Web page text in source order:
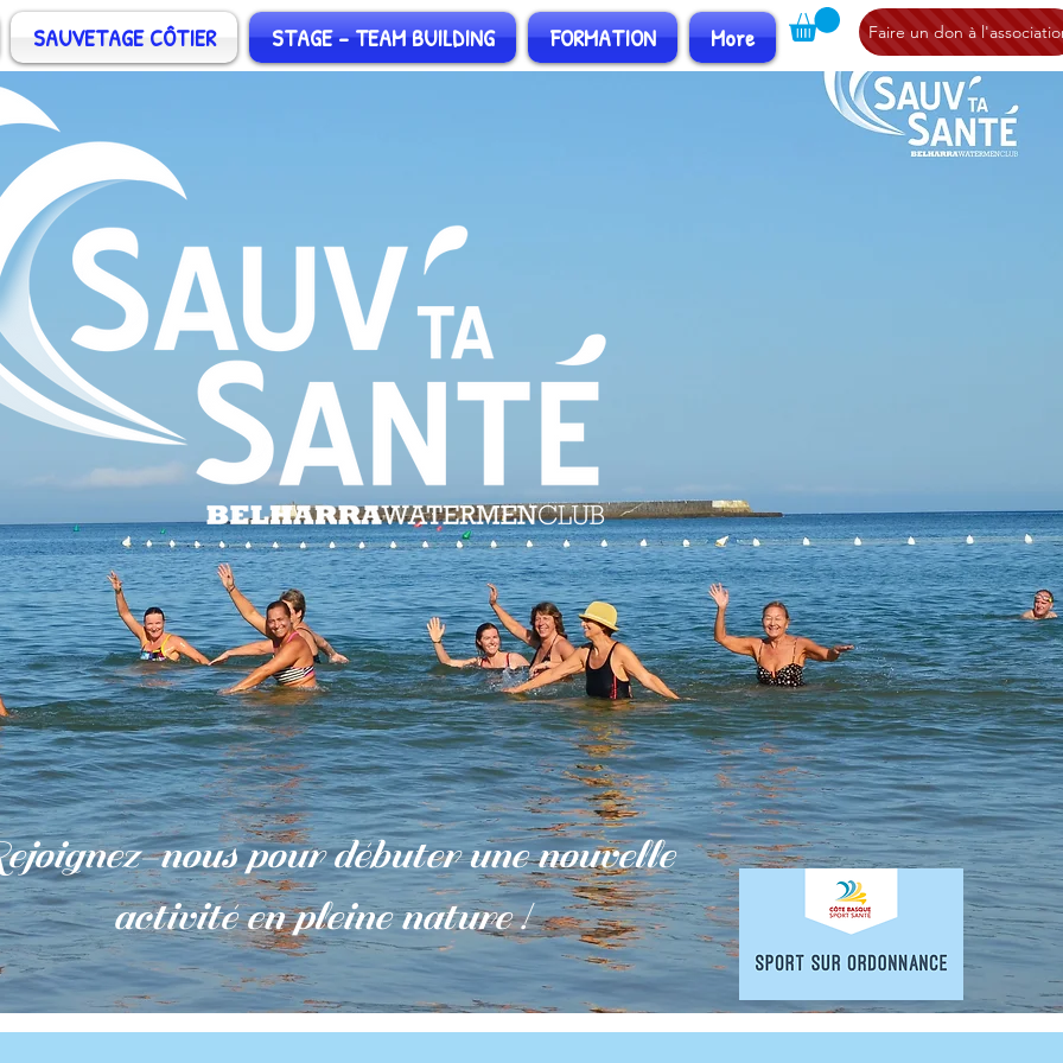
SAUVETAGE CÔTIER STAGE - TEAM BUILDING FORMATION More Faire un don à
nous pour débuter une nouvelle
activité en pleine nature !